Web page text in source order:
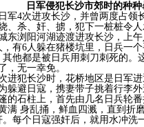
日军侵犯长沙市郊时的种
军4次进攻长沙，并曾两度占领
、杀、奸、掳，犯下一桩桩令
东浏阳河湖迹渡进攻长沙，上
有6人躲在猪楼坑里，日兵一
他都是被日兵用刺刀刺死的。
，无一幸免。
进犯长沙时，花桥地区是日军
躲避日寇，携妻带子挑着行李
的石柱上，首先由几名日兵轮
满 身乱捅，鲜血四溅，直到折
每个日寇强奸后，就用水冲